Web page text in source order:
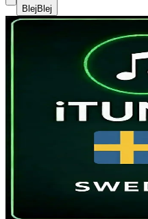
Blej Blej